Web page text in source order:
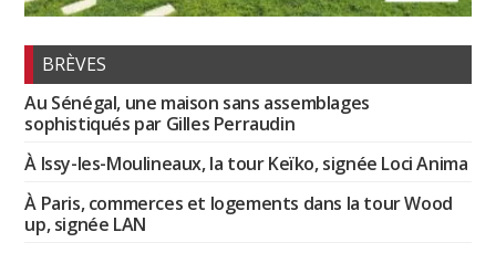
BRÈVES
Au Sénégal, une maison sans assemblages
sophistiqués par Gilles Perraudin
À Issy-les-Moulineaux, la tour Keïko, signée Loci Anima
À Paris, commerces et logements dans la tour Wood
up, signée LAN